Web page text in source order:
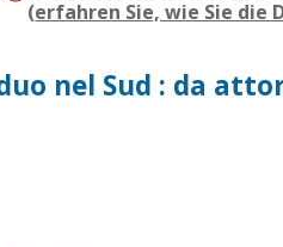
(erfahren Sie, wie Sie die
nel Sud : da